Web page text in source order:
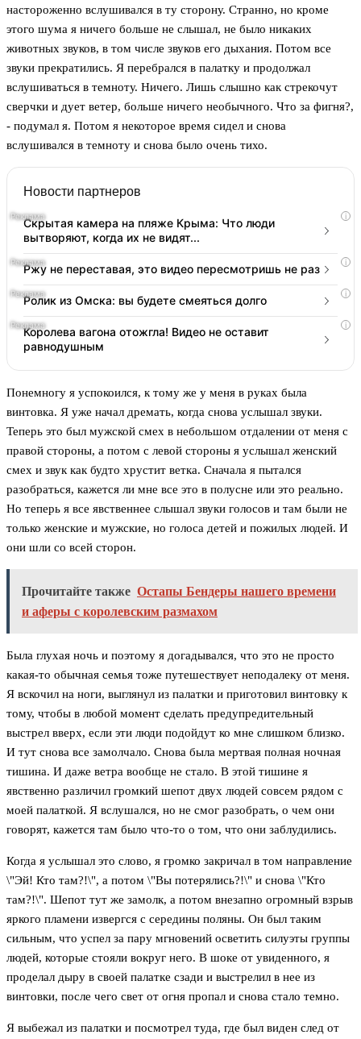
настороженно вслушивался в ту сторону. Странно, но кроме
этого шума я ничего больше не слышал, не было никаких
животных звуков, в том числе звуков его дыхания. Потом все
звуки прекратились. Я перебрался в палатку и продолжал
вслушиваться в темноту. Ничего. Лишь слышно как стрекочут
сверчки и дует ветер, больше ничего необычного. Что за фигня?,
- подумал я. Потом я некоторое время сидел и снова
вслушивался в темноту и снова было очень тихо.
Новости партнеров
i
Скрытая камера на пляже Крыма: Что люди
вытворяют, когда их не видят...
i
Ржу не переставая, это видео пересмотришь не раз
i
Ролик из Омска: вы будете смеяться долго
i
Королева вагона отожгла! Видео не оставит
равнодушным
Понемногу я успокоился, к тому же у меня в руках была
винтовка. Я уже начал дремать, когда снова услышал звуки.
Теперь это был мужской смех в небольшом отдалении от меня с
правой стороны, а потом с левой стороны я услышал женский
смех и звук как будто хрустит ветка. Сначала я пытался
разобраться, кажется ли мне все это в полусне или это реально.
Но теперь я все явственнее слышал звуки голосов и там были не
только женские и мужские, но голоса детей и пожилых людей. И
они шли со всей сторон.
Прочитайте также Остапы Бендеры нашего времени
и аферы с королевским размахом
Была глухая ночь и поэтому я догадывался, что это не просто
какая-то обычная семья тоже путешествует неподалеку от меня.
Я вскочил на ноги, выглянул из палатки и приготовил винтовку к
тому, чтобы в любой момент сделать предупредительный
выстрел вверх, если эти люди подойдут ко мне слишком близко.
И тут снова все замолчало. Снова была мертвая полная ночная
тишина. И даже ветра вообще не стало. В этой тишине я
явственно различил громкий шепот двух людей совсем рядом с
моей палаткой. Я вслушался, но не смог разобрать, о чем они
говорят, кажется там было что-то о том, что они заблудились.
Когда я услышал это слово, я громко закричал в том направление
\"Эй! Кто там?!\", а потом \"Вы потерялись?!\" и снова \"Кто
там?!\". Шепот тут же замолк, а потом внезапно огромный взрыв
яркого пламени извергся с середины поляны. Он был таким
сильным, что успел за пару мгновений осветить силуэты группы
людей, которые стояли вокруг него. В шоке от увиденного, я
проделал дыру в своей палатке сзади и выстрелил в нее из
винтовки, после чего свет от огня пропал и снова стало темно.
Я выбежал из палатки и посмотрел туда, где был виден след от